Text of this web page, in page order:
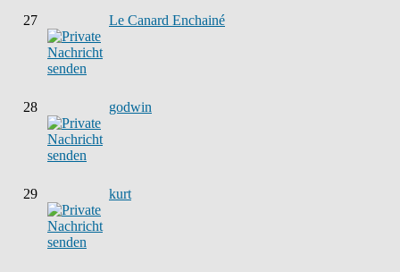
27 Le Canard Enchainé
28 godwin
29 kurt